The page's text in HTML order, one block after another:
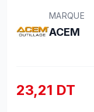
MARQUE
ACEM
23,21 DT